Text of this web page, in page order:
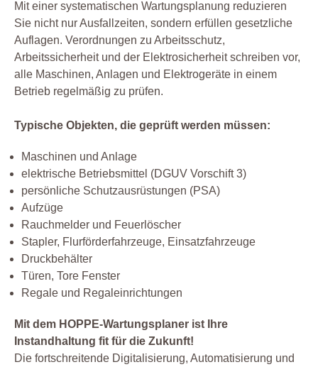
Mit einer systematischen Wartungsplanung reduzieren
Sie nicht nur Ausfallzeiten, sondern erfüllen gesetzliche
Auflagen. Verordnungen zu Arbeitsschutz,
Arbeitssicherheit und der Elektrosicherheit schreiben vor,
alle Maschinen, Anlagen und Elektrogeräte in einem
Betrieb regelmäßig zu prüfen.
Typische Objekten, die geprüft werden müssen:
Maschinen und Anlage
elektrische Betriebsmittel (DGUV Vorschift 3)
persönliche Schutzausrüstungen (PSA)
Aufzüge
Rauchmelder und Feuerlöscher
Stapler, Flurförderfahrzeuge, Einsatzfahrzeuge
Druckbehälter
Türen, Tore Fenster
Regale und Regaleinrichtungen
Mit dem HOPPE-Wartungsplaner ist Ihre
Instandhaltung fit für die Zukunft!
Die fortschreitende Digitalisierung, Automatisierung und